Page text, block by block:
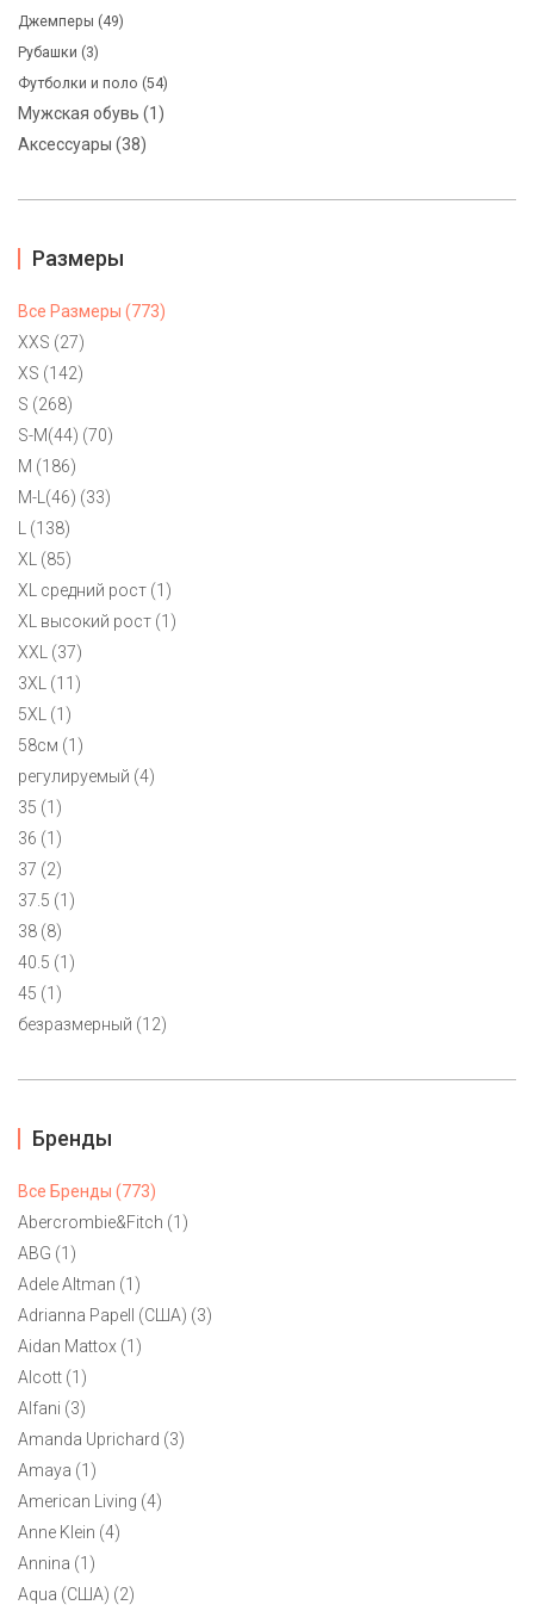
Поло мужское Ralph Lauren XS, M
6900 ₽
цвета в черную полоску. Маркировка XS c черным логотипом
состав. Custom fit. Может стать как предметом базового
гардероба, так и отличным подарком.
Мужская футболка Ralph Lauren L, XL
5900 ₽
Классическая футболка Ralph Lauren с круглым вырезом.
Насыщенного голубого цвета с логотипом лимонного цвета.
Маркировка L оверсайз на размер 50 и невысокий рост.
Джемперы (49)
Рубашки (3)
Футболки и поло (54)
Мужская обувь (1)
Аксессуары (38)
Размеры
Все Размеры (773)
XXS (27)
XS (142)
S (268)
S-M(44) (70)
M (186)
M-L(46) (33)
L (138)
XL (85)
XL средний рост (1)
XL высокий рост (1)
XXL (37)
3XL (11)
5XL (1)
58см (1)
регулируемый (4)
35 (1)
36 (1)
37 (2)
37.5 (1)
38 (8)
40.5 (1)
45 (1)
безразмерный (12)
Бренды
Все Бренды (773)
Abercrombie&Fitch (1)
ABG (1)
Adele Altman (1)
Adrianna Papell (США) (3)
Aidan Mattox (1)
Alcott (1)
Alfani (3)
Amanda Uprichard (3)
Amaya (1)
American Living (4)
Anne Klein (4)
Annina (1)
Aqua (США) (2)